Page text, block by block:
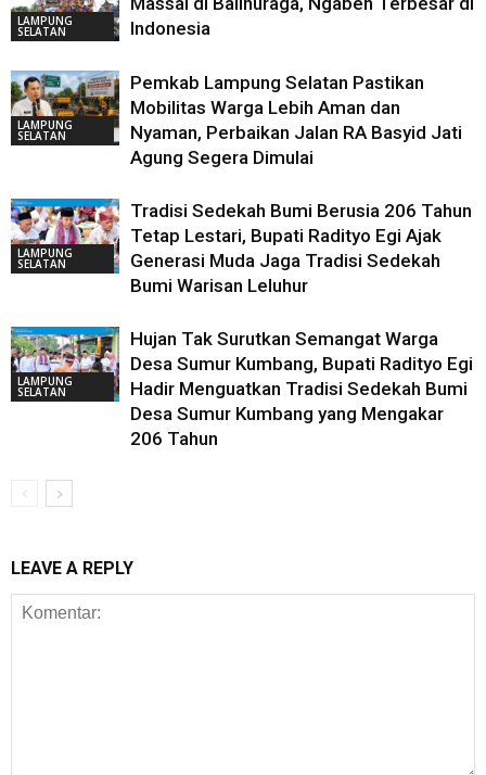
LAMPUNG
SELATAN
Indonesia
LAMPUNG
SELATAN
Pemkab Lampung Selatan Pastikan
Mobilitas Warga Lebih Aman dan
Nyaman, Perbaikan Jalan RA Basyid Jati
Agung Segera Dimulai
LAMPUNG
SELATAN
Tradisi Sedekah Bumi Berusia 206 Tahun
Tetap Lestari, Bupati Radityo Egi Ajak
Generasi Muda Jaga Tradisi Sedekah
Bumi Warisan Leluhur
LAMPUNG
SELATAN
Hujan Tak Surutkan Semangat Warga
Desa Sumur Kumbang, Bupati Radityo Egi
Hadir Menguatkan Tradisi Sedekah Bumi
Desa Sumur Kumbang yang Mengakar
206 Tahun
LEAVE A REPLY